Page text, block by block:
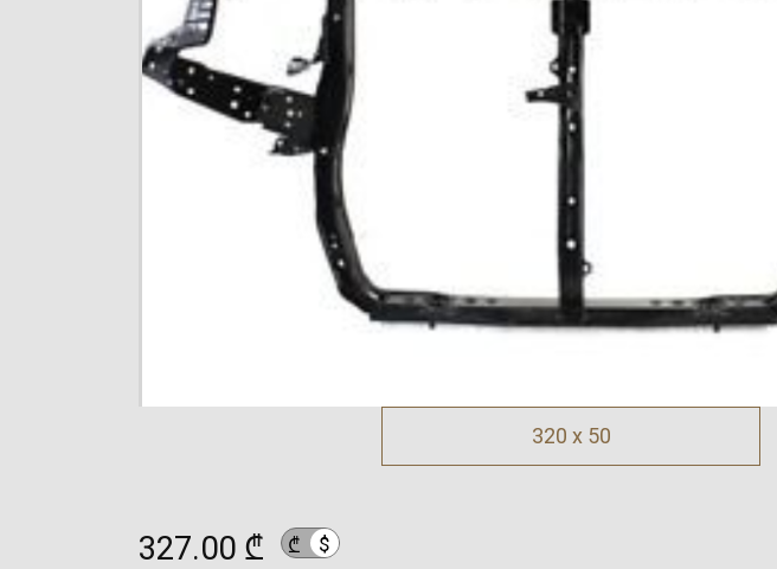
320 x 50
327.00 ₾ ₾ $